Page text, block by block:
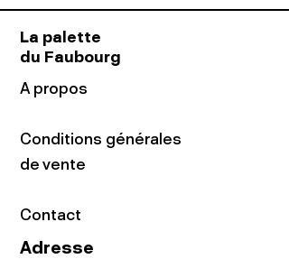
La palette
du Faubourg
A propos
Conditions générales
de vente
Contact
Adresse